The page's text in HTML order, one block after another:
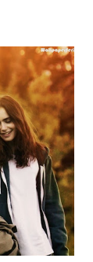
da
obra do
(Hugh
nova e
ele
tempo...